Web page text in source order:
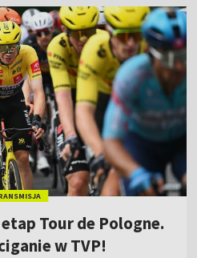
Tour de Pologne.
w TVP!